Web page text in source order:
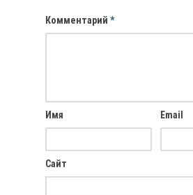
Комментарий *
Имя Email
Сайт